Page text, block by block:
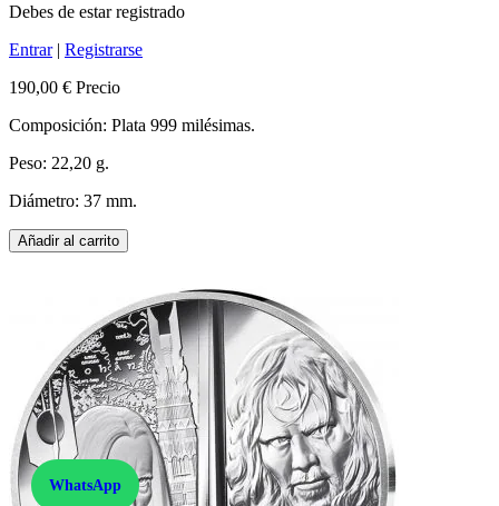
Debes de estar registrado
Entrar| Registrarse
190,00 € Precio
Composición: Plata 999 milésimas.
Peso: 22,20 g.
Diámetro: 37 mm.
Añadir al carrito
WhatsApp